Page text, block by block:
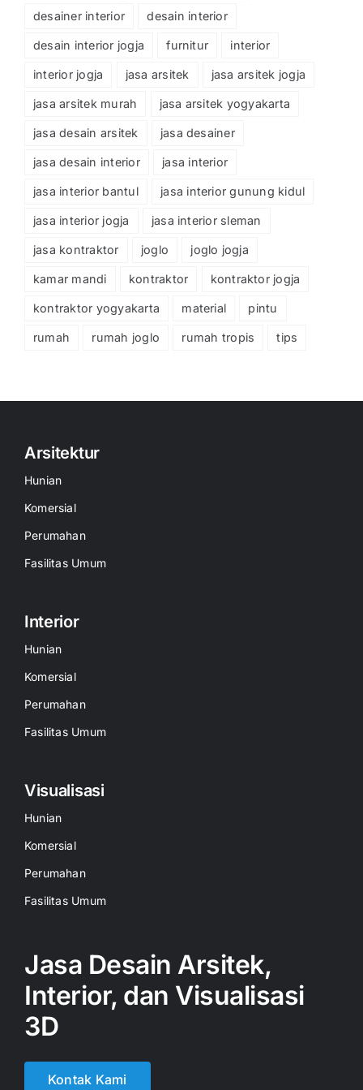
desainer interior desain interior
desain interior jogja furnitur interior
interior jogja jasa arsitek jasa arsitek jogja
jasa arsitek murah jasa arsitek yogyakarta
jasa desain arsitek jasa desainer
jasa desain interior jasa interior
jasa interior bantul jasa interior gunung kidul
jasa interior jogja jasa interior sleman
jasa kontraktor joglo joglo jogja
kamar mandi kontraktor kontraktor jogja
kontraktor yogyakarta material pintu
rumah rumah joglo rumah tropis tips
Arsitektur
Hunian
Komersial
Perumahan
Fasilitas Umum
Interior
Hunian
Komersial
Perumahan
Fasilitas Umum
Visualisasi
Hunian
Komersial
Perumahan
Fasilitas Umum
Jasa Desain Arsitek,
Interior, dan Visualisasi
3D
Kontak Kami